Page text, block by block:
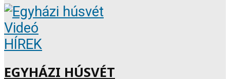
Videó
HÍREK
EGYHÁZI HÚSVÉT